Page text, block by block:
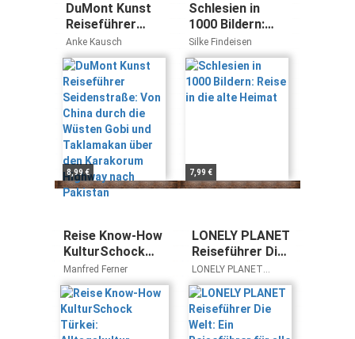
DuMont Kunst
Reiseführer
Seidenstraße:
Von China durch
die Wüsten Gobi
und Taklamakan
über den
Karakorum
Highway nach
Pakistan
Anke Kausch
8,99 €
Schlesien in
1000 Bildern:
Reise in die alte
Heimat
Silke Findeisen
7,99 €
Reise Know-How
KulturSchock
Türkei:
Alltagskultur,
Traditionen,
Verhaltensregeln,
...
Manfred Ferner
LONELY PLANET
Reiseführer Die
Welt: Ein
Reiseführer für
alle Länder
dieser Erde
LONELY PLANET
Deutschland